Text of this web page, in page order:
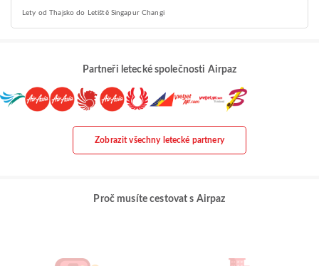
Lety od Thajsko do Letiště Singapur Changi
Partneři letecké společnosti Airpaz
Zobrazit všechny letecké partnery
Proč musíte cestovat s Airpaz